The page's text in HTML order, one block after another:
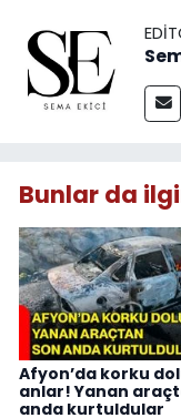
Bunlar da
Afyon’da korku
anlar! Yanan
anda kurtuldular